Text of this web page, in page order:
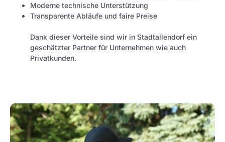
Moderne technische Unterstützung
Transparente Abläufe und faire Preise
Dank dieser Vorteile sind wir in Stadtallendorf ein
geschätzter Partner für Unternehmen wie auch
Privatkunden.